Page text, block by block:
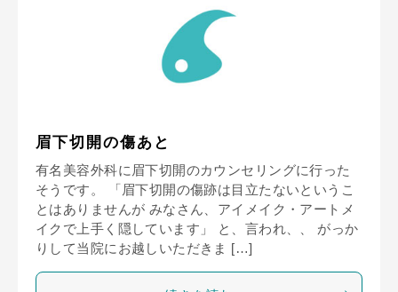
眉下切開の傷あと
有名美容外科に眉下切開のカウンセリングに行った
そうです。 「眉下切開の傷跡は目立たないというこ
とはありませんが みなさん、アイメイク・アートメ
イクで上手く隠しています」 と、言われ、、 がっか
りして当院にお越しいただきま […]